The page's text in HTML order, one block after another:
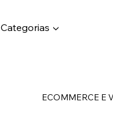
Categorias ▼
ECOMMERCE E